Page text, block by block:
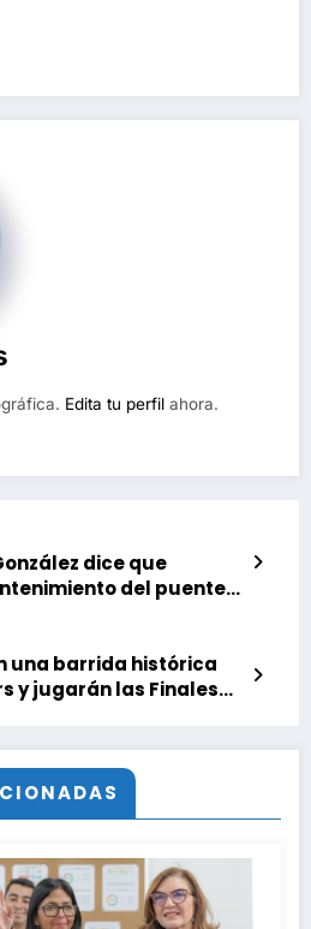
Edita tu perfil ahora.
dice que
del puente
una barrida histórica
y jugarán las Finales